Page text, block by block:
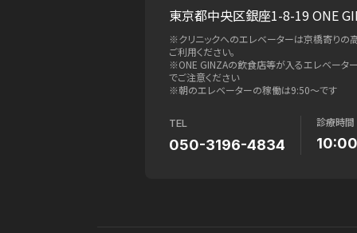
東京都中央区銀座1-8-19 ONE
※クリニックへのエレベーターは京橋寄りの
ご利用ください。
※ONE GINZAの飲食店等が入るエレベータ
でご注意ください
※朝のエレベーターの稼働は9:50〜です
TEL
050-3196-4834
診療時間
10:00